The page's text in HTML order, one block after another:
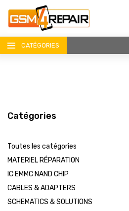
CATÉGORIES
BOUTIQUE
Catégories
Toutes les catégories
MATERIEL RÉPARATION
IC EMMC NAND CHIP
CABLES & ADAPTERS
SCHEMATICS & SOLUTIONS